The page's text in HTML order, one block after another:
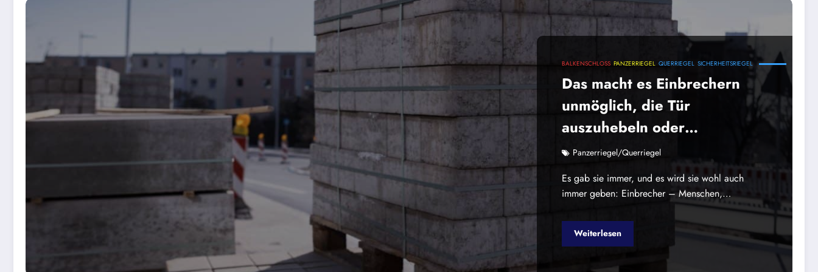
BALKENSCHLOSS PANZERRIEGEL QUERRIEGEL SICHERHEITSRIEGEL
Das macht es Einbrechern
unmöglich, die Tür
auszuhebeln oder
aufzubrechen. Voraussetzung
ist selbstverständlich immer
Panzerriegel/Querriegel
Es gab sie immer, und es wird sie wohl auch
immer geben: Einbrecher – Menschen,…
Weiterlesen